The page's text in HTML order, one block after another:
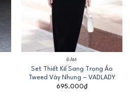
ĐẦM
Set Thiết Kế Sang Trọng Áo
Tweed Váy Nhung – VADLADY
695.000₫